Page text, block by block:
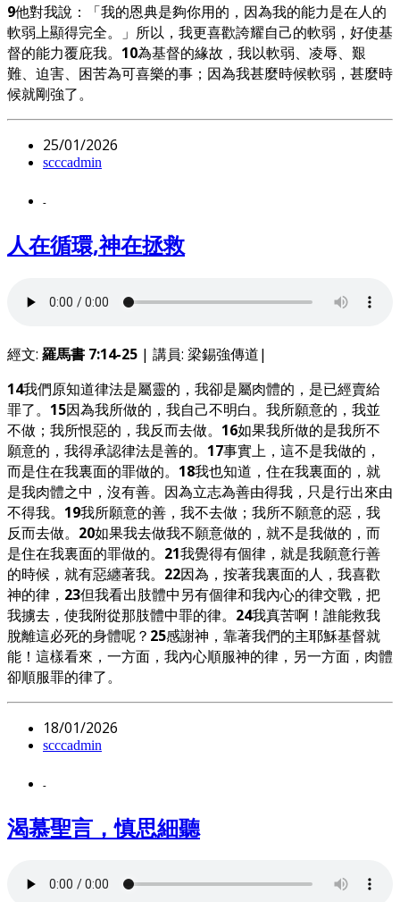
9他對我說：「我的恩典是夠你用的，因為我的能力是在人的
軟弱上顯得完全。」所以，我更喜歡誇耀自己的軟弱，好使基
督的能力覆庇我。 10為基督的緣故，我以軟弱、凌辱、艱
難、迫害、困苦為可喜樂的事；因為我甚麼時候軟弱，甚麼時
候就剛強了。
25/01/2026
scccadmin
-
人在循環,神在拯救
經文: 羅馬書 7:14-25 | 講員: 梁錫強傳道|
14我們原知道律法是屬靈的，我卻是屬肉體的，是已經賣給
罪了。 15因為我所做的，我自己不明白。我所願意的，我並
不做；我所恨惡的，我反而去做。 16如果我所做的是我所不
願意的，我得承認律法是善的。 17事實上，這不是我做的，
而是住在我裏面的罪做的。 18我也知道，住在我裏面的，就
是我肉體之中，沒有善。因為立志為善由得我，只是行出來由
不得我。 19我所願意的善，我不去做；我所不願意的惡，我
反而去做。 20如果我去做我不願意做的，就不是我做的，而
是住在我裏面的罪做的。 21我覺得有個律，就是我願意行善
的時候，就有惡纏著我。 22因為，按著我裏面的人，我喜歡
神的律， 23但我看出肢體中另有個律和我內心的律交戰，把
我擄去，使我附從那肢體中罪的律。 24我真苦啊！誰能救我
脫離這必死的身體呢？ 25感謝神，靠著我們的主耶穌基督就
能！這樣看來，一方面，我內心順服神的律，另一方面，肉體
卻順服罪的律了。
18/01/2026
scccadmin
-
渴慕聖言，慎思細聽